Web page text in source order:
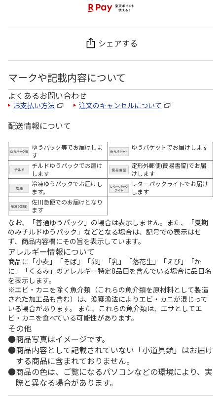
シェアする
マークや記載内容について
よくあるお問い合わせ
お支払い方法 注文のキャンセルについて
配送情報について
ゆうパック等でお届けしま
す
ゆうパケットでお届けします
チルドゆうパックでお届け
します
定形外郵便(簡易書留)でお届
けします
冷凍ゆうパックでお届けし
ます。
レターパックライトでお届け
します
佐川急便でのお届けとなり
ます
なお、「普通ゆうパック」の場合は表示しません。また、「夏期
のみチルドゆうパック」などとなる場合は、記号での表示はせ
ず、商品内容欄にその旨を表示しています。
アレルギー情報について
商品に「小麦」「そば」「卵」「乳」「落花生」「えび」「か
に」「くるみ」のアレルギー特定8品目を含んでいる場合に品目名
を表示します。
※エビ・カニを除く魚介類（これらの魚介類を原材料として製造
された加工品も含む）は、漁獲漁法によりエビ・カニが混じって
いる場合があります。 また、これらの魚介類は、エサとしてエ
ビ・カニを食べている可能性があります。
その他
商品写真はイメージです。
商品内容として記載されていない「小道具類」はお届け
する商品に含まれておりません。
商品の色は、ご覧になるパソコンなどの環境により、実
際と異なる場合があります。